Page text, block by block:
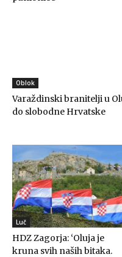
Oblok
Varaždinski branitelji u
do slobodne Hrvatske
Luč
HDZ Zagorja: ‘Oluja je
kruna svih naših bitaka.